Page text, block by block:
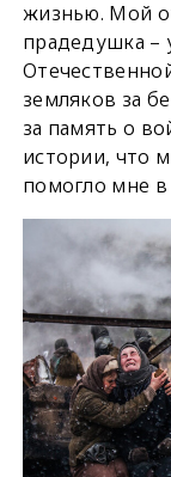
жизнью. Мой
прадедушка –
земляков за
за память о
истории, что
помогло мне